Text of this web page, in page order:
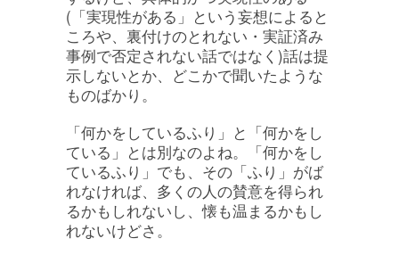
(「実現性がある」という妄想によると
ころや、裏付けのとれない・実証済み
事例で否定されない話ではなく)話は提
示しないとか、どこかで聞いたような
ものばかり。
「何かをしているふり」と「何かをし
ている」とは別なのよね。「何かをし
ているふり」でも、その「ふり」がば
れなければ、多くの人の賛意を得られ
るかもしれないし、懐も温まるかもし
れないけどさ。